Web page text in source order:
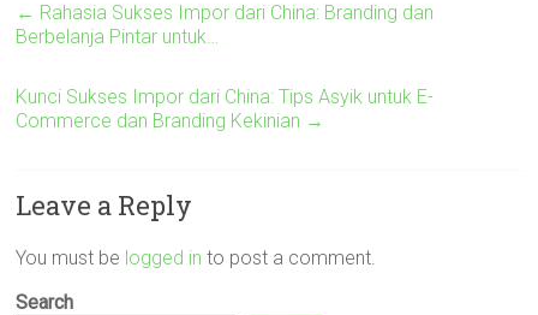
← Rahasia Sukses Impor dari China: Branding dan
Berbelanja Pintar untuk…
Kunci Sukses Impor dari China: Tips Asyik untuk E-
Commerce dan Branding Kekinian →
Leave a Reply
You must be logged in to post a comment.
Search